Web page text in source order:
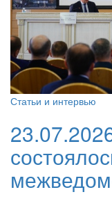
Статьи и интервью